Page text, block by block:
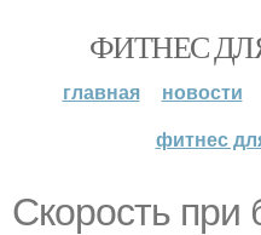
ФИТНЕС
главная новости
фитнес
Скорость при